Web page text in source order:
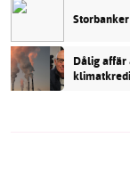
Dålig affär